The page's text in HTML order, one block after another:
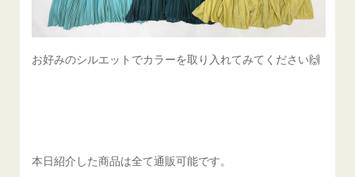
お好みのシルエットでカラーを取り入れてみてください🙌
本日紹介した商品は全て通販可能です。